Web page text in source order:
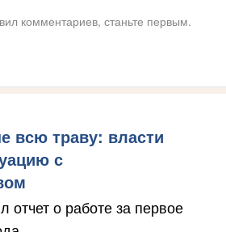
комментариев, станьте первым.
всю траву: власти
с
отчет о работе за первое